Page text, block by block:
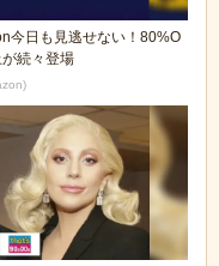
今日も見逃せない！80%O
が続々登場